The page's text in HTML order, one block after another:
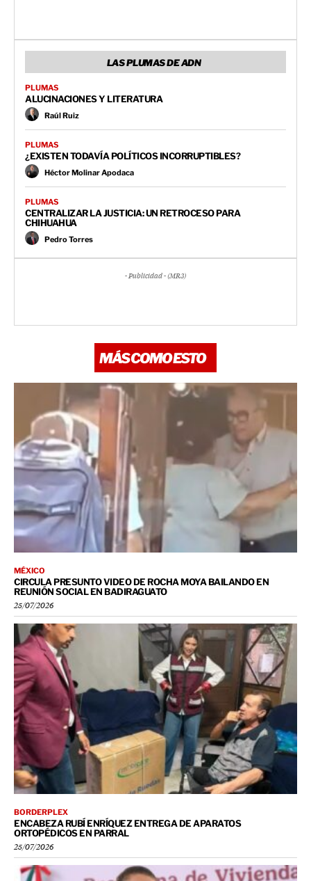
LAS PLUMAS DE ADN
PLUMAS
ALUCINACIONES Y LITERATURA
Raúl Ruiz
PLUMAS
¿EXISTEN TODAVÍA POLÍTICOS INCORRUPTIBLES?
Héctor Molinar Apodaca
PLUMAS
CENTRALIZAR LA JUSTICIA: UN RETROCESO PARA
CHIHUAHUA
Pedro Torres
- Publicidad - (MR3)
MÁS COMO ESTO
MÉXICO
CIRCULA PRESUNTO VIDEO DE ROCHA MOYA BAILANDO EN
REUNIÓN SOCIAL EN BADIRAGUATO
25/07/2026
BORDERPLEX
ENCABEZA RUBÍ ENRÍQUEZ ENTREGA DE APARATOS
ORTOPÉDICOS EN PARRAL
25/07/2026